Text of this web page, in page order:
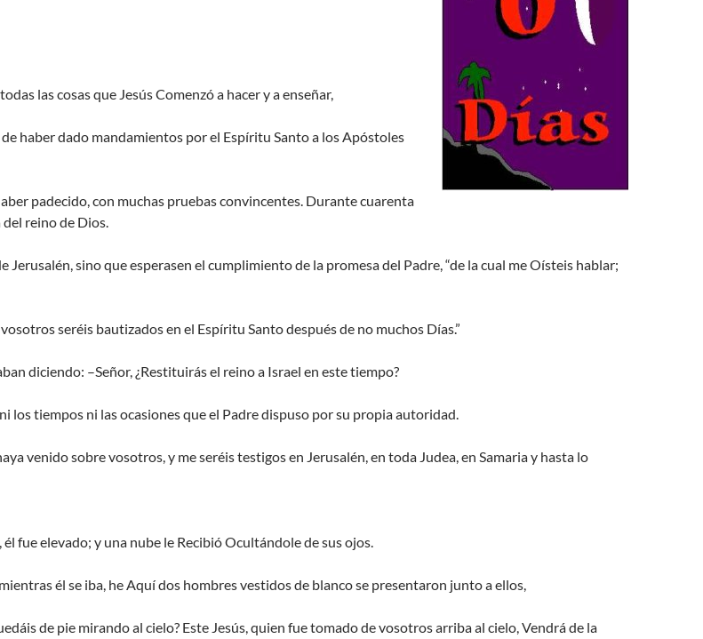
las cosas que Jesús Comenzó a hacer y a enseñar,
haber dado mandamientos por el Espíritu Santo a los Apóstoles
padecido, con muchas pruebas convincentes. Durante cuarenta
del reino de Dios.
Jerusalén, sino que esperasen el cumplimiento de la promesa del Padre, “de la cual me Oísteis hablar;
seréis bautizados en el Espíritu Santo después de no muchos Días.”
diciendo: –Señor, ¿Restituirás el reino a Israel en este tiempo?
los tiempos ni las ocasiones que el Padre dispuso por su propia autoridad.
venido sobre vosotros, y me seréis testigos en Jerusalén, en toda Judea, en Samaria y hasta lo
fue elevado; y una nube le Recibió Ocultándole de sus ojos.
él se iba, he Aquí dos hombres vestidos de blanco se presentaron junto a ellos,
de pie mirando al cielo? Este Jesús, quien fue tomado de vosotros arriba al cielo, Vendrá de la